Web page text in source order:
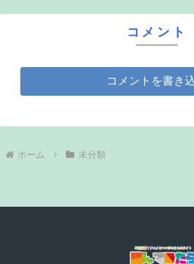
コメント
コメントを書き
ホーム 未分類